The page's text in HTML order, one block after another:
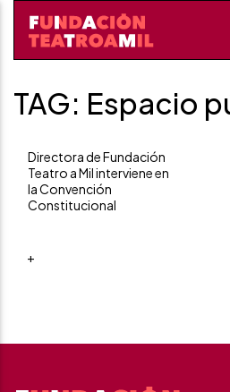
TAG: Espacio
Directora de Fundación
Teatro a Mil interviene en
la Convención
Constitucional
+